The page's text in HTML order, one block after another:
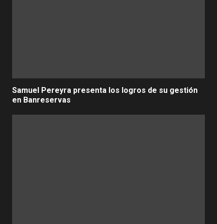
Samuel Pereyra presenta los logros de su gestión
en Banreservas